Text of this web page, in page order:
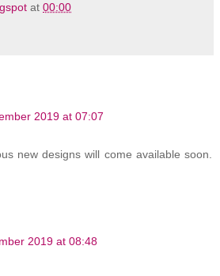
at 00:00
2019 at 07:07
new designs will come available soon.
2019 at 08:48